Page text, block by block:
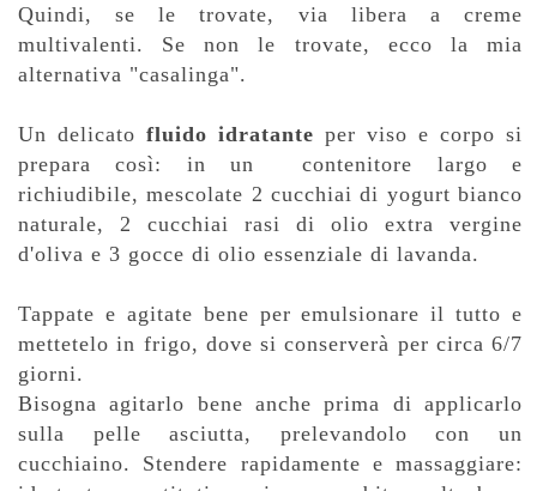
Quindi, se le trovate, via libera a creme
multivalenti. Se non le trovate, ecco la mia
alternativa "casalinga".
Un delicato fluido idratante per viso e corpo si
prepara così: in un contenitore largo e
richiudibile, mescolate 2 cucchiai di yogurt bianco
naturale, 2 cucchiai rasi di olio extra vergine
d'oliva e 3 gocce di olio essenziale di lavanda.
Tappate e agitate bene per emulsionare il tutto e
mettetelo in frigo, dove si conserverà per circa 6/7
giorni.
Bisogna agitarlo bene anche prima di applicarlo
sulla pelle asciutta, prelevandolo con un
cucchiaino. Stendere rapidamente e massaggiare: